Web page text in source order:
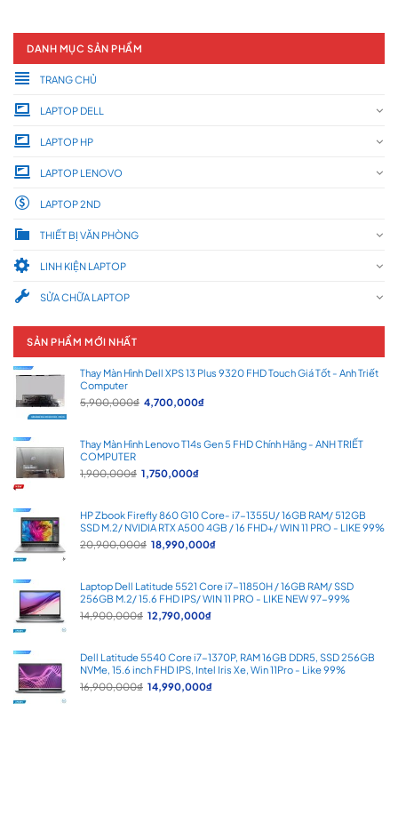
DANH MỤC SẢN PHẨM
TRANG CHỦ
LAPTOP DELL
LAPTOP HP
LAPTOP LENOVO
LAPTOP 2ND
THIẾT BỊ VĂN PHÒNG
LINH KIỆN LAPTOP
SỬA CHỮA LAPTOP
SẢN PHẨM MỚI NHẤT
Thay Màn Hình Dell XPS 13 Plus 9320 FHD Touch Giá Tốt - Anh Triết
Computer
5,900,000₫ Giá
5,900,000₫.
4,700,000₫Giá
là:
4,700,000₫.
Thay Màn Hình Lenovo T14s Gen 5 FHD Chính Hãng - ANH TRIẾT
COMPUTER
1,900,000₫ Giá
1,900,000₫.
1,750,000₫Giá
là:
1,750,000₫.
HP Zbook Firefly 860 G10 Core- i7-1355U/ 16GB RAM/ 512GB
SSD M.2/ NVIDIA RTX A500 4GB / 16 FHD+/ WIN 11 PRO - LIKE 99%
20,900,000₫ Giá
20,900,000₫.
18,990,000₫Giá
là:
18,990,000₫.
Laptop Dell Latitude 5521 Core i7-11850H / 16GB RAM/ SSD
256GB M.2/ 15.6 FHD IPS/ WIN 11 PRO - LIKE NEW 97-99%
14,900,000₫ Giá
14,900,000₫.
12,790,000₫Giá
là:
12,790,000₫.
Dell Latitude 5540 Core i7-1370P, RAM 16GB DDR5, SSD 256GB
NVMe, 15.6 inch FHD IPS, Intel Iris Xe, Win 11Pro - Like 99%
16,900,000₫ Giá
14,990,000₫Giá